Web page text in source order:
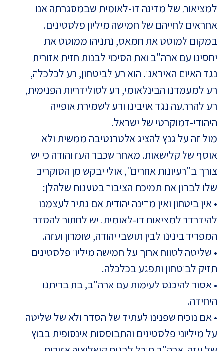
למציאות של מדינה דו-לאומית שבמסגרתה אנו
אחראים לחייהם של חמישה מיליון פלסטינים.
במקום למוטט את חמאס, נתניהו ממוטט את
יחסינו עם ארה"ב ואת הסיכוי לבנות חזית אזורית
נגד האיום האיראני. הוא רע לביטחון, רע לכלכלה,
רע למעמדנו הבינלאומי, רע לסולידריות הפנימית,
רע להרתעה נגד אויבינו ורע לשמירת אופייה
היהודי-דמוקרטי של ישראל.
מול זה על גנץ להציג אלטרנטיבה ממשית ולא
אוסף של קלישאות. מאחר שכבר העז והודה כי יש
צורך ב"רעיונות אחרים", אולי יבקש מן הסוקרים
שלו לבחון את תמיכת הציבור בטענות שלהלן:
• אין ביטחון ואין מדינה יהודית אם נתיר לעצמנו
להידרדר למציאות דו-לאומית. יש לחתור להסדר
המפריד בינינו לבין תושבי יהודה, שומרון ועזה.
• שליטה לטווח ארוך על חמישה מיליון פלסטינים
תזיק לביטחון ותפגע בכלכלה.
• אסור להיכנס לעימות עם ארה"ב, בת בריתנו
היחידה.
• אם נוכיח שפנינו לעתיד של הסדר ולא של שליטה
על מיליוני פלסטינים והתבוססות אינסופית בבוץ